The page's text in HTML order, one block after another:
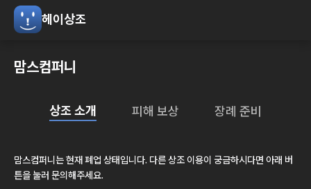
헤이상조
맘스컴퍼니
상조 소개 피해 보상 장례 준비
맘스컴퍼니 는 현재 폐업 상태입니다. 다른 상조 이용이 궁금하시다면 아래 버
튼을 눌러 문의해주세요.